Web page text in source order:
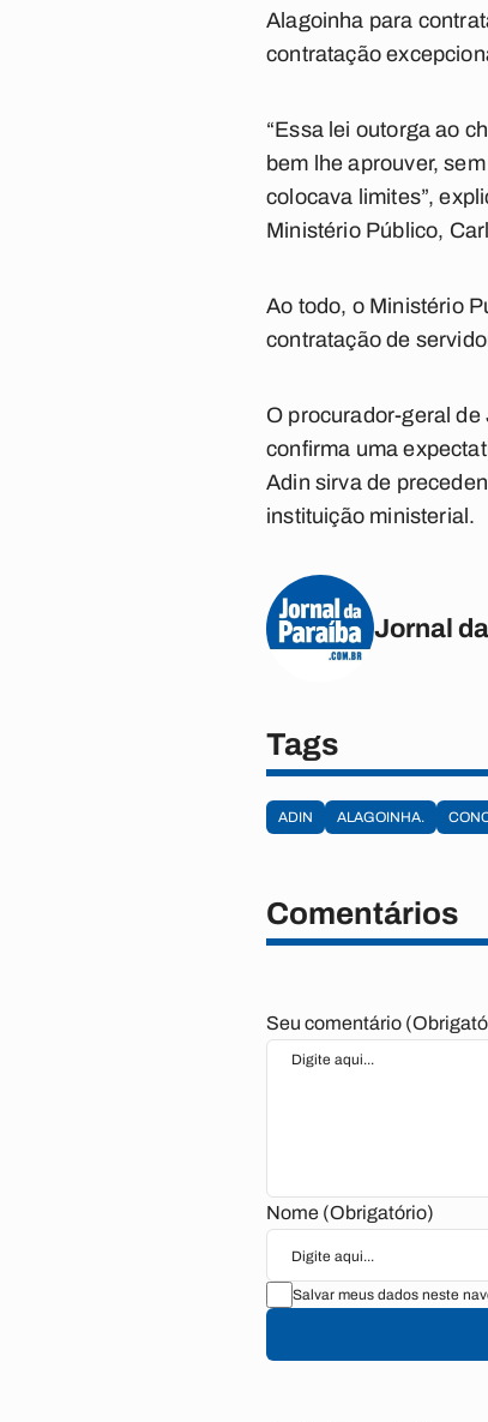
Alagoinha para
contratação
“Essa lei outorga ao
bem lhe aprouver,
colocava limites”,
Ministério Público,
Ao todo, o Ministério
contratação de
O procurador-geral
confirma uma
Adin sirva de
instituição ministerial.
Jornal
Tags
ADIN ALAGOINHA.
Comentários
Seu comentário
Nome (Obrigatório)
Salvar meus dados neste